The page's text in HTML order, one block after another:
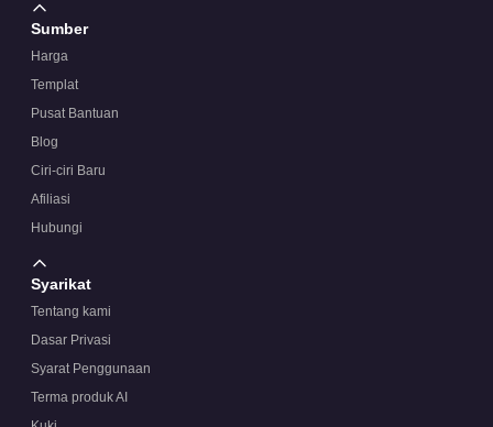
Sumber
Harga
Templat
Pusat Bantuan
Blog
Ciri-ciri Baru
Afiliasi
Hubungi
Syarikat
Tentang kami
Dasar Privasi
Syarat Penggunaan
Terma produk AI